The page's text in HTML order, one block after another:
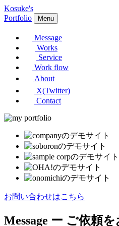
Kosuke's
Portfolio
Menu
Message
Works
Service
Work flow
About
X(Twitter)
Contact
お問い合わせはこちら
Message ー ご依頼